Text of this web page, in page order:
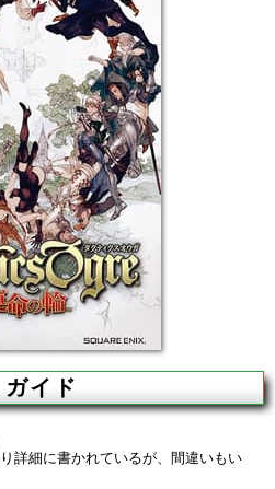
イド
詳細に書かれているが、間違いもい